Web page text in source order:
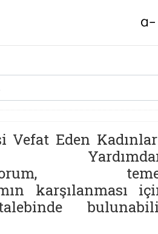
Vefat Eden
karşılanması